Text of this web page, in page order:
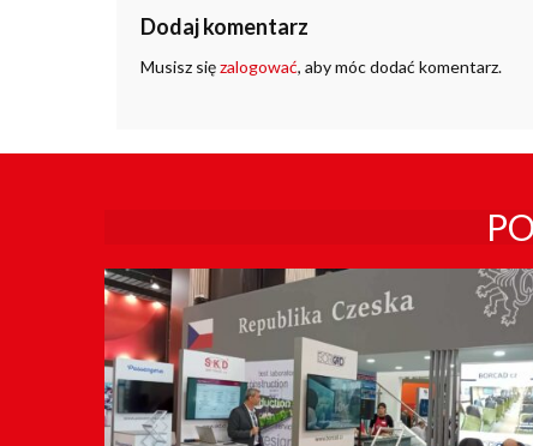
Dodaj komentarz
Musisz sięzalogować, aby móc dodać komentarz.